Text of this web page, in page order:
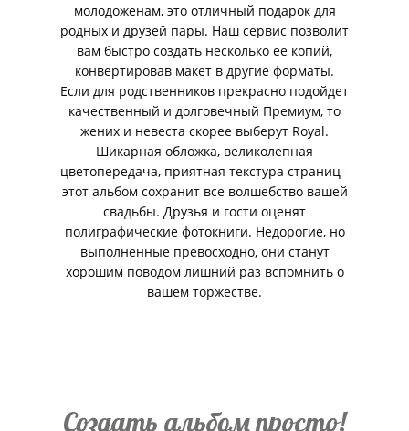
молодоженам, это отличный подарок для
родных и друзей пары. Наш сервис позволит
вам быстро создать несколько ее копий,
конвертировав макет в другие форматы.
Если для родственников прекрасно подойдет
качественный и долговечный Премиум, то
жених и невеста скорее выберут Royal.
Шикарная обложка, великолепная
цветопередача, приятная текстура страниц -
этот альбом сохранит все волшебство вашей
свадьбы. Друзья и гости оценят
полиграфические фотокниги. Недорогие, но
выполненные превосходно, они станут
хорошим поводом лишний раз вспомнить о
вашем торжестве.
Создать альбом просто!